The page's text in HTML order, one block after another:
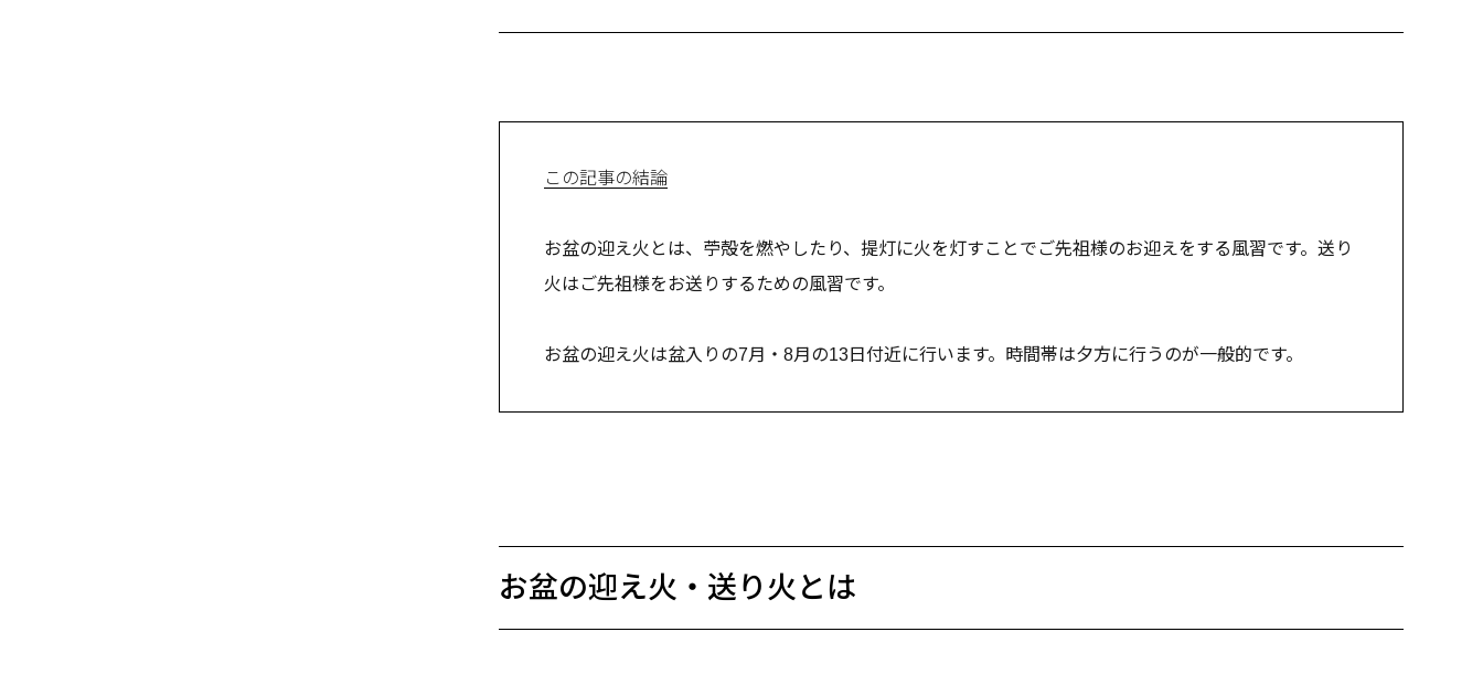
この記事の結論
お盆の迎え火とは、苧殻を燃やしたり、提灯に火を灯すことでご先祖様のお迎えをする風習です。送り
火はご先祖様をお送りするための風習です。
お盆の迎え火は盆入りの7月・8月の13日付近に行います。時間帯は夕方に行うのが一般的です。
お盆の迎え火・送り火とは